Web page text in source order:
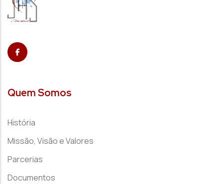
Quem Somos
História
Missão, Visão e Valores
Parcerias
Documentos